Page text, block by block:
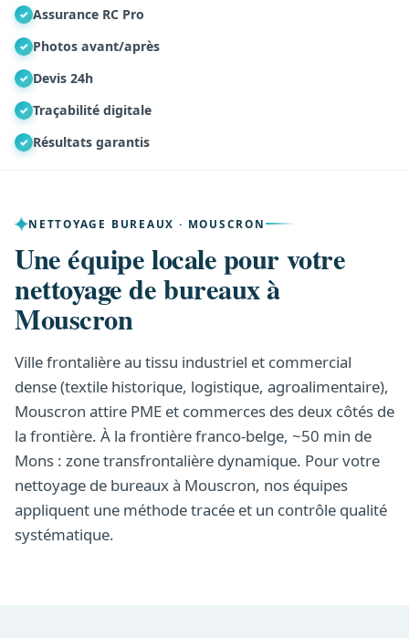
✓ Assurance RC Pro
✓ Photos avant/après
✓ Devis 24h
✓ Traçabilité digitale
✓ Résultats garantis
NETTOYAGE BUREAUX · MOUSCRON
Une équipe locale pour votre
nettoyage de bureaux à
Mouscron
Ville frontalière au tissu industriel et commercial
dense (textile historique, logistique, agroalimentaire),
Mouscron attire PME et commerces des deux côtés de
la frontière. À la frontière franco-belge, ~50 min de
Mons : zone transfrontalière dynamique. Pour votre
nettoyage de bureaux à Mouscron, nos équipes
appliquent une méthode tracée et un contrôle qualité
systématique.